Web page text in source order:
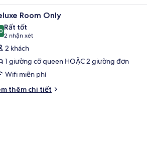
rèm cản sáng Minibar, két bảo
5 Room Only
trên 10
Rất tốt
2 nhận xét
(2
nhận
xét)
2 khách
1 giường cỡ queen HOẶC 2 giường đơn
Wifi miễn phí
thêm chi tiết